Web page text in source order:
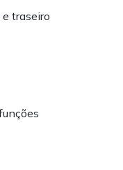
traseiro